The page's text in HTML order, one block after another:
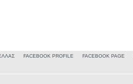
FACEBOOK PROFILE FACEBOOK PAGE